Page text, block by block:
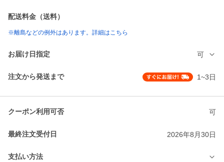
配送料金（送料）
※離島などの例外はあります。詳細はこちら
お届け日指定 可
注文から発送まで 1~3日
クーポン利用可否 可
最終注文受付日 2026年8月30日
支払い方法